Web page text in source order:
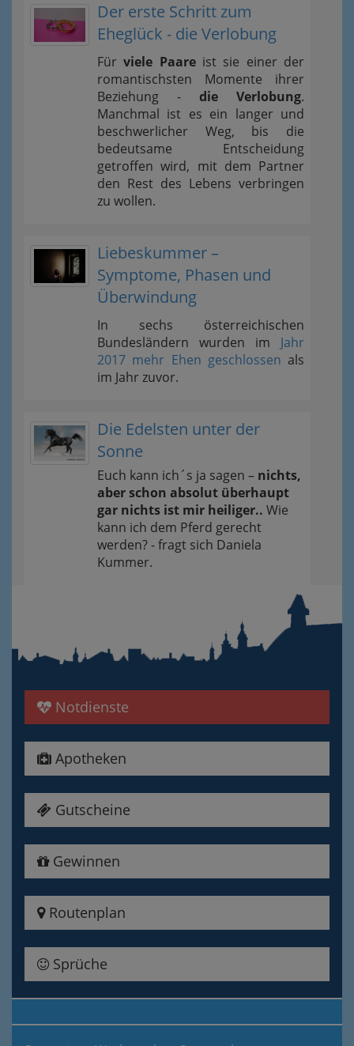
Der erste Schritt zum
Eheglück - die Verlobung
Fürviele Paareist sie einer der
romantischsten Momente ihrer
Beziehung - die Verlobung.
Manchmal ist es ein langer und
beschwerlicher Weg, bis die
bedeutsame Entscheidung
getroffen wird, mit dem Partner
den Rest des Lebens verbringen
zu wollen.
Liebeskummer –
Symptome, Phasen und
Überwindung
In sechs österreichischen
Bundesländern wurden im Jahr
2017 mehr Ehen geschlossen als
im Jahr zuvor.
Die Edelsten unter der
Sonne
Euch kann ich´s ja sagen – nichts,
aber schon absolut überhaupt
gar nichts ist mir heiliger.. Wie
kann ich dem Pferd gerecht
werden? - fragt sich Daniela
Kummer.
Notdienste
Apotheken
Gutscheine
Gewinnen
Routenplan
Sprüche